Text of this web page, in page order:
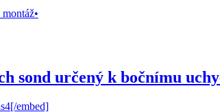
sond určený k bočnímu
embed]